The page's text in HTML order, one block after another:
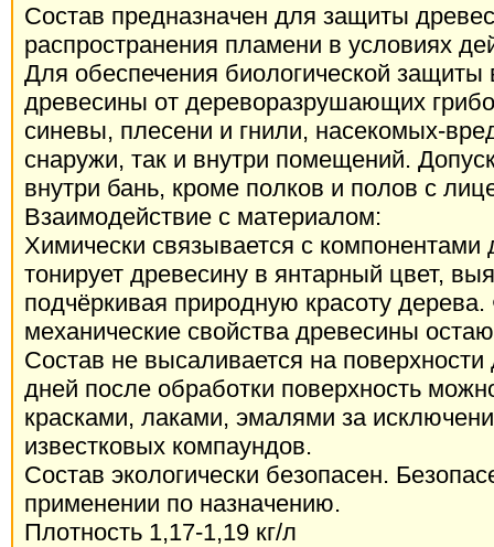
Состав предназначен для защиты
распространения пламени в условиях
Для обеспечения биологической защиты
древесины от дереворазрушающих
синевы, плесени и гнили, насекомых-
снаружи, так и внутри помещений.
внутри бань, кроме полков и полов с
Взаимодействие с материалом:
Химически связывается с
тонирует древесину в янтарный цвет,
подчёркивая природную красоту дерева.
механические свойства древесины
Состав не высаливается на
дней после обработки поверхность
красками, лаками, эмалями за
известковых компаундов.
Состав экологически безопасен.
применении по назначению.
Плотность 1,17-1,19 кг/л